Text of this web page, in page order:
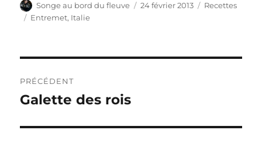
Auteur
Songe au bord du fleuve
Publié
24 février 2013 Catégories
Recettes
Étiquettes
Entremet, Italie
de
PRÉCÉDENT
Publication
Galette des rois